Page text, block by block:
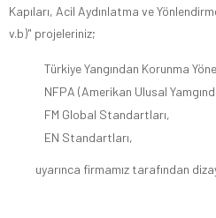
Kapıları, Acil Aydınlatma ve
v.b)" projeleriniz;
Türkiye Yangından Korunma
NFPA (Amerikan Ulusal
FM Global Standartları,
EN Standartları,
uyarınca firmamız tarafından